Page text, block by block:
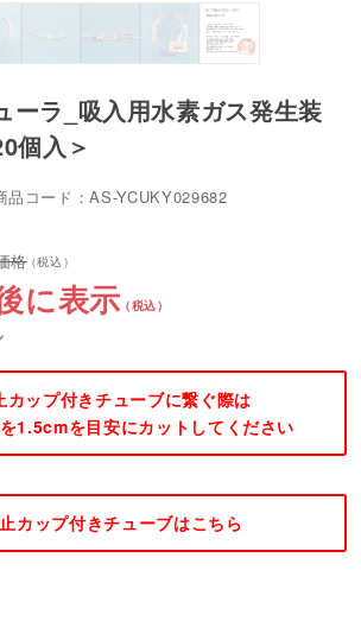
個入＞
品コード：AS-YCUKY029682
格
に表示
カップ付きチューブに繋ぐ際は
1.5cmを目安にカットしてください
カップ付きチューブはこちら